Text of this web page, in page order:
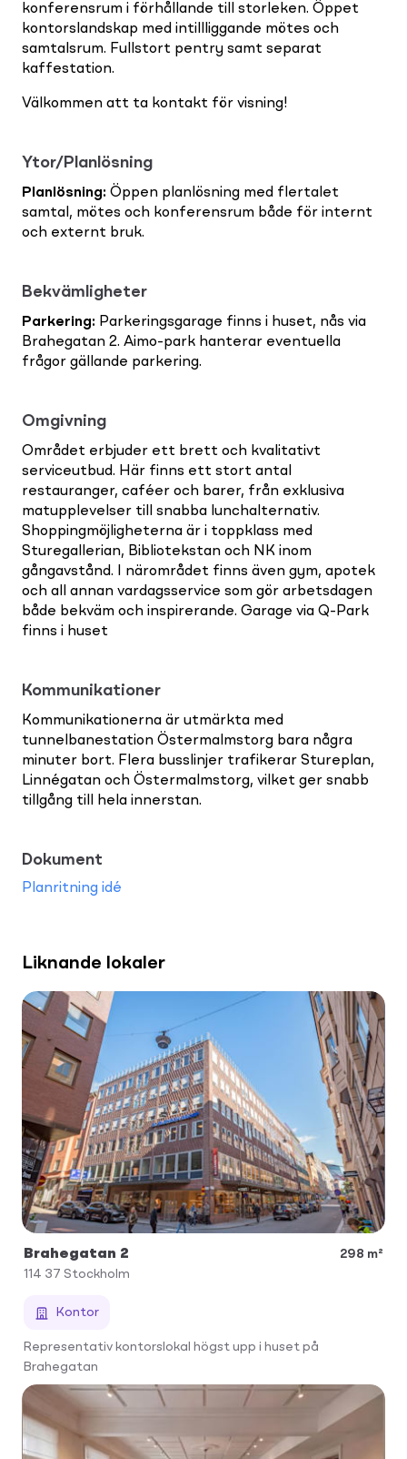
konferensrum i förhållande till storleken. Öppet
kontorslandskap med intillliggande mötes och
samtalsrum. Fullstort pentry samt separat
kaffestation.
Välkommen att ta kontakt för visning!
Ytor/Planlösning
Planlösning: Öppen planlösning med flertalet
samtal, mötes och konferensrum både för internt
och externt bruk.
Bekvämligheter
Parkering: Parkeringsgarage finns i huset, nås via
Brahegatan 2. Aimo-park hanterar eventuella
frågor gällande parkering.
Omgivning
Området erbjuder ett brett och kvalitativt
serviceutbud. Här finns ett stort antal
restauranger, caféer och barer, från exklusiva
matupplevelser till snabba lunchalternativ.
Shoppingmöjligheterna är i toppklass med
Sturegallerian, Bibliotekstan och NK inom
gångavstånd. I närområdet finns även gym, apotek
och all annan vardagsservice som gör arbetsdagen
både bekväm och inspirerande. Garage via Q-Park
finns i huset
Kommunikationer
Kommunikationerna är utmärkta med
tunnelbanestation Östermalmstorg bara några
minuter bort. Flera busslinjer trafikerar Stureplan,
Linnégatan och Östermalmstorg, vilket ger snabb
tillgång till hela innerstan.
Dokument
Planritning idé
Liknande lokaler
Brahegatan 2
298 m²
114 37 Stockholm
Kontor
Representativ kontorslokal högst upp i huset på
Brahegatan